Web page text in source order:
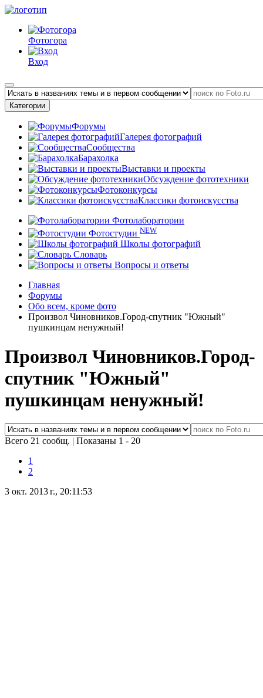
Фотогора
Вход
Категории
Форумы
Галерея фотографий
Сообщества
Барахолка
Выставки и проекты
Обсуждение фототехники
Фотоконкурсы
Классики фотоискусства
Фотолаборатории
Фотостудии NEW
Школы фотографий
Словарь
Вопросы и ответы
Главная
Форумы
Обо всем, кроме фото
Произвол Чиновников.Город-спутник "Южный"
пушкинцам ненужный!
Произвол Чиновников.Город-
спутник "Южный"
пушкинцам ненужный!
Всего 21 сообщ. | Показаны 1 - 20
1
2
3 окт. 2013 г., 20:11:53